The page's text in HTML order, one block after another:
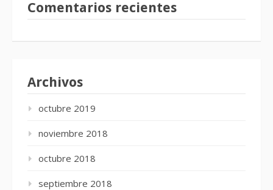
Comentarios recientes
Archivos
octubre 2019
noviembre 2018
octubre 2018
septiembre 2018